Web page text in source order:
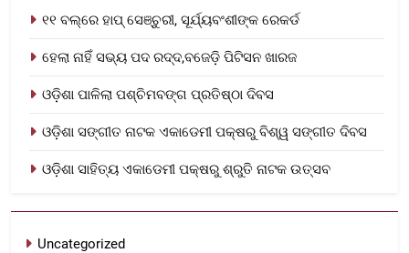
୧୧ ବଲ୍‌ରେ ହାପ୍ ସେଞ୍ଚୁରୀ, ସୂର୍ଯ୍ୟବଂଶୀଙ୍କ ରେକର୍ଡ
ହେଲା ନାହିଁ ସଭ୍ୟ ପଦ ରଦ୍ଦ,ବଜେଡ଼ି ପିଟିସନ ଖାରଜ
ଓଡ଼ିଶା ପାଳିଲା ପଶ୍ଚିମବଙ୍ଗ ପ୍ରତିଷ୍ଠା ଦିବସ
ଓଡ଼ିଶା ସଙ୍ଗୀତ ନାଟକ ଏକାଡେମୀ ପକ୍ଷରୁ ବିଶ୍ୱ ସଙ୍ଗୀତ ଦିବସ
ଓଡ଼ିଶା ସାହିତ୍ୟ ଏକାଡେମୀ ପକ୍ଷରୁ ଶ୍ରୁତି ନାଟକ ଉତ୍ସବ
Uncategorized